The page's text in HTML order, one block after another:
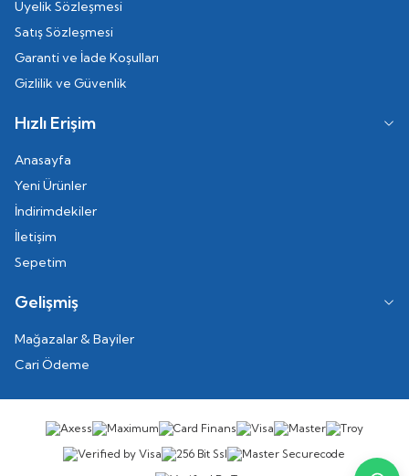
Üyelik Sözleşmesi
Satış Sözleşmesi
Garanti ve İade Koşulları
Gizlilik ve Güvenlik
Hızlı Erişim
Anasayfa
Yeni Ürünler
İndirimdekiler
İletişim
Sepetim
Gelişmiş
Mağazalar & Bayiler
Cari Ödeme